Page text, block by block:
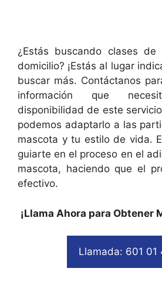
¿Estás buscando clases de
domicilio? ¡Estás al lugar
buscar más. Contáctanos
información que
disponibilidad de este
podemos adaptarlo a las
mascota y tu estilo de vida.
guiarte en el proceso en el
mascota, haciendo que el
efectivo.
¡Llama Ahora para Obtener
Llamada: 601 01